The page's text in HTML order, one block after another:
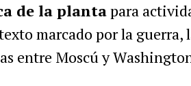
de la plantapara
marcado por la guerra,
entre Moscú y